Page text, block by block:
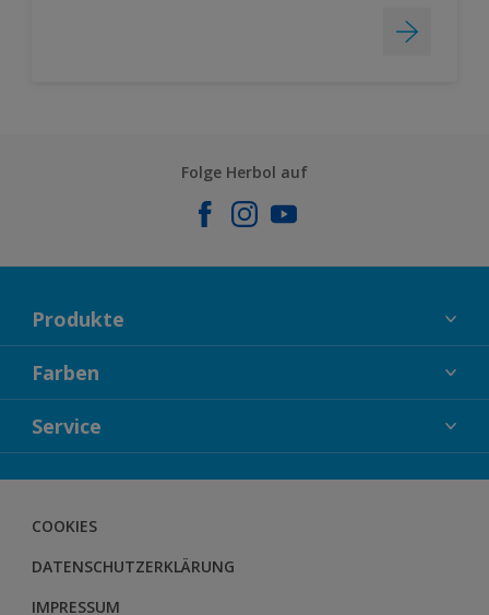
Folge Herbol auf
Produkte
FASSADENFARBEN
INNENFARBEN
LACKE
BODENSYSTEM
Farben
KOLLEKTIONEN
FARBTRENDS
FARBBERATUNG
Service
HERBOL NACHRICHTEN
HERBOL WERBEMITTELSHOP
SCHULUNGEN
COOKIES
DATENSCHUTZERKLÄRUNG
IMPRESSUM